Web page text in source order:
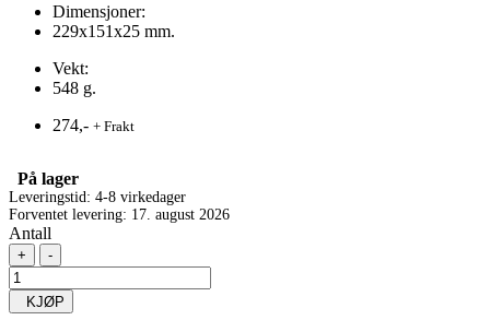
Dimensjoner:
229x151x25 mm.
Vekt:
548 g.
274,- + Frakt
På lager
Leveringstid: 4-8 virkedager
Forventet levering: 17. august 2026
Antall
+ -
KJØP